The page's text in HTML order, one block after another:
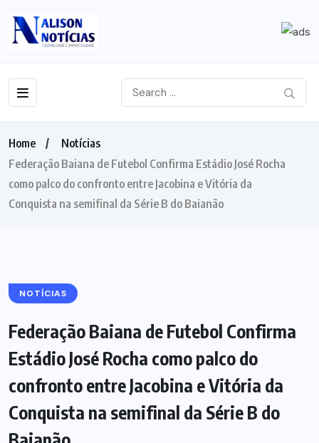
Home
Notícias
Federação Baiana de Futebol Confirma Estádio José Rocha
como palco do confronto entre Jacobina e Vitória da
Conquista na semifinal da Série B do Baianão
NOTÍCIAS
Federação Baiana de Futebol Confirma
Estádio José Rocha como palco do
confronto entre Jacobina e Vitória da
Conquista na semifinal da Série B do